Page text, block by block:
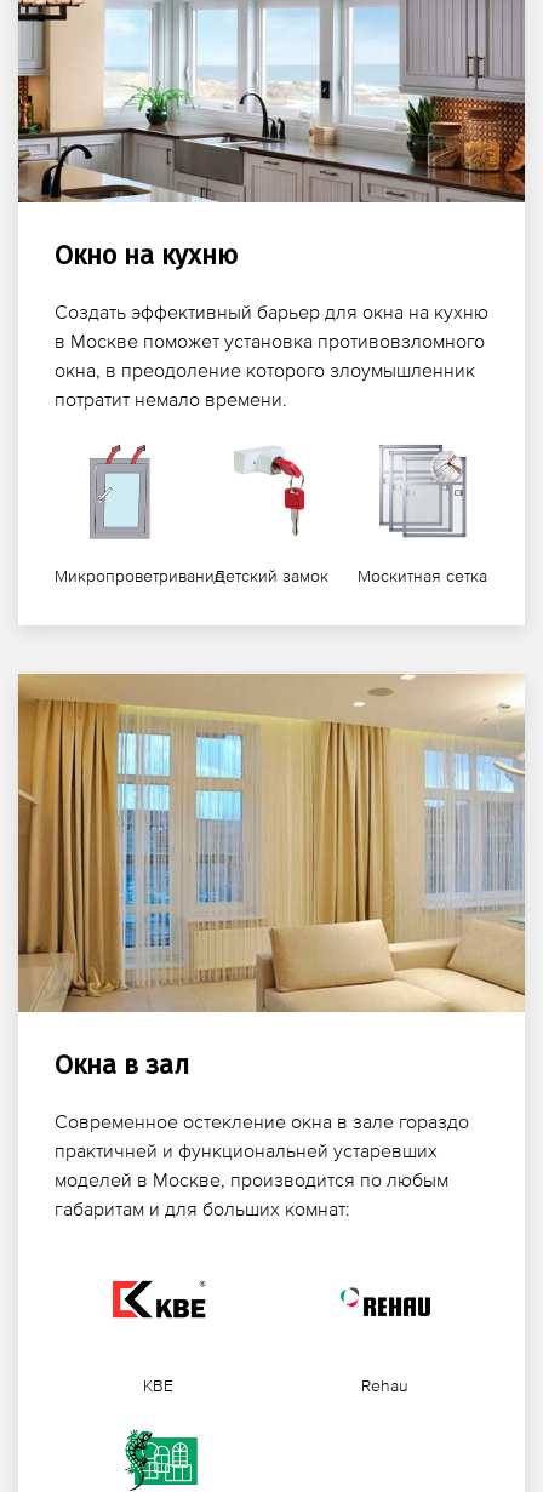
Окно на кухню
Создать эффективный барьер для окна на кухню
в Москве поможет установка противовзломного
окна, в преодоление которого злоумышленник
потратит немало времени.
МикропроветриваниеДетский замок Москитная сетка
Окна в зал
Современное остекление окна в зале гораздо
практичней и функциональней устаревших
моделей в Москве, производится по любым
габаритам и для больших комнат:
KBE Rehau